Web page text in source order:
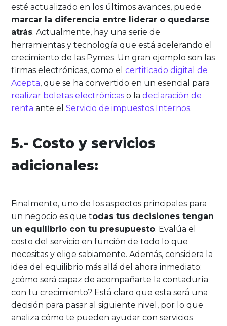
esté actualizado en los últimos avances, puede
marcar la diferencia entre liderar o quedarse
atrás. Actualmente, hay una serie de
herramientas y tecnología que está acelerando el
crecimiento de las Pymes. Un gran ejemplo son las
firmas electrónicas, como elcertificado digital de
Acepta, que se ha convertido en un esencial para
realizar boletas electrónicas o ladeclaración de
renta ante elServicio de impuestos Internos.
5.- Costo y servicios
adicionales:
Finalmente, uno de los aspectos principales para
un negocio es que todas tus decisiones tengan
un equilibrio con tu presupuesto. Evalúa el
costo del servicio en función de todo lo que
necesitas y elige sabiamente. Además, considera la
idea del equilibrio más allá del ahora inmediato:
¿cómo será capaz de acompañarte la contaduría
con tu crecimiento? Está claro que esta será una
decisión para pasar al siguiente nivel, por lo que
analiza cómo te pueden ayudar con servicios